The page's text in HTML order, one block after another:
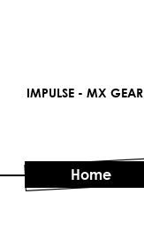
IMPULSE - MX GEAR
Home